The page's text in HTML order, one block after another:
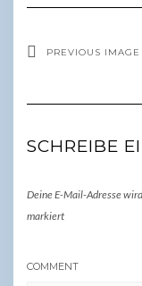
PREVIOUS IMAGE
SCHREIBE
Deine E-Mail-Adresse
markiert
COMMENT